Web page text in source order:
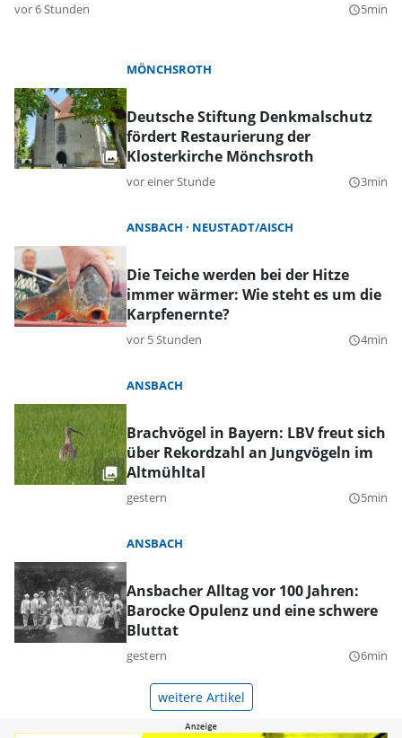
vor 6 Stunden query_builder5min
MÖNCHSROTH
Deutsche Stiftung Denkmalschutz
fördert Restaurierung der
Klosterkirche Mönchsroth
vor einer Stunde query_builder3min
ANSBACH NEUSTADT/AISCH
Die Teiche werden bei der Hitze
immer wärmer: Wie steht es um die
Karpfenernte?
vor 5 Stunden query_builder4min
ANSBACH
Brachvögel in Bayern: LBV freut sich
über Rekordzahl an Jungvögeln im
Altmühltal
gestern query_builder5min
ANSBACH
Ansbacher Alltag vor 100 Jahren:
Barocke Opulenz und eine schwere
Bluttat
gestern query_builder6min
weitere Artikel